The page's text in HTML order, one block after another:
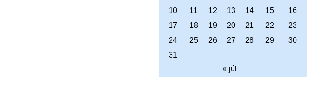
10
11 12 13 14 15
16
17
18 19 20 21 22
23
24
25 26 27 28 29
30
31
« júl